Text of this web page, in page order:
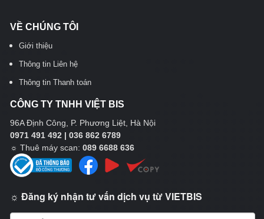
VỀ CHÚNG TÔI
Giới thiệu
Thông tin Liên hệ
Thông tin Thanh toán
CÔNG TY TNHH VIỆT BIS
96A Định Công, P. Phương Liệt, Hà Nội
0971 491 492 | 036 862 6789
☼ Thuê máy scan: 089 6688 636
☼ Đăng ký nhận tư vấn dịch vụ từ VIETBIS